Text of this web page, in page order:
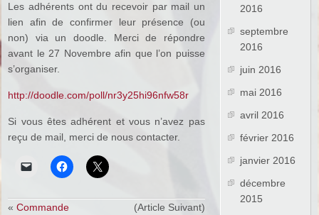
Les adhérents ont du recevoir par mail un
lien afin de confirmer leur présence (ou
non) via un doodle. Merci de répondre
avant le 27 Novembre afin que l’on puisse
s’organiser.
http://doodle.com/poll/nr3y25hi96nfw58r
Si vous êtes adhérent et vous n’avez pas
reçu de mail, merci de nous contacter.
«Commande
(Article Suivant)
2016
septembre
2016
juin 2016
mai 2016
avril 2016
février 2016
janvier 2016
décembre
2015